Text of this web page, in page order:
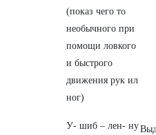
(показ чего то
необычного при
помощи ловкого
и быстрого
движения рук ил
ног)
У- шиб – лен- ну